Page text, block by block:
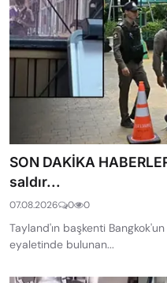
SON DAKİKA
saldır...
07.08.2026 0 0
Tayland'ın başkenti
eyaletinde bulunan...